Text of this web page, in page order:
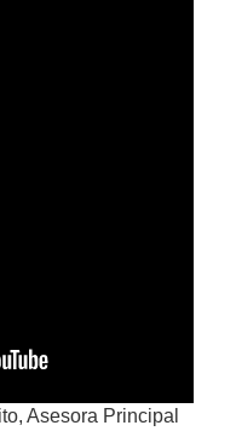
Asesora Principal